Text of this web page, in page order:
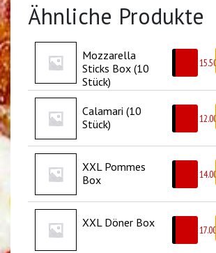
Ähnliche Produkte
Mozzarella
Sticks Box (10
Stück)
15.50
Calamari (10
Stück)
12.00
XXL Pommes
Box
14.00
XXL Döner Box
17.00